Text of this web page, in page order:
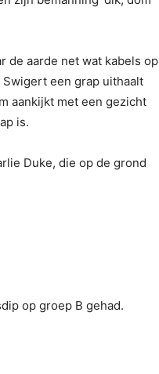
de aarde net wat kabels op
een grap uithaalt
aankijkt met een gezicht
is.
Duke, die op de grond
op groep B gehad.